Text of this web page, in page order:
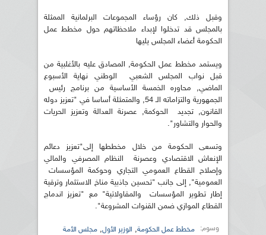
وقبل ذلك, كان رؤساء المجموعات البرلمانية الممثلة
بالمجلس قد تدخلوا لإبداء ملاحظاتهم حول مخطط عمل
الحكومة أعضاء المجلس يليها
ويستمد مخطط عمل الحكومة, المصادق عليه بالأغلبية من
قبل نواب المجلس الشعبي الوطني نهاية الأسبوع
الماضي, محاوره الخمسة الأساسية من برنامج رئيس
الجمهورية والتزاماته الـ 54, والمتمثلة أساسا في "تعزيز دوله
القانون, تجديد الحوكمة, عصرنة العدالة وتعزيز الحريات
والحوار والتشاور".
وتسعى الحكومة من خلال مخططها إلى"تعزيز دعائم
الإنعاش الاقتصادي وعصرنة النظام المصرفي والمالي
وإصلاح القطاع العمومي التجاري وحوكمة المؤسسات
العمومية", إلى جانب "تحسين جاذبية مناخ الاستثمار وترقية
إطار تطوير المؤسسات والمقاولاتية" مع "تعزيز اندماج
القطاع الموازي ضمن القنوات المشروعة".
وسوم: مخطط عمل الحكومة, الوزير الأول, مجلس الأمة